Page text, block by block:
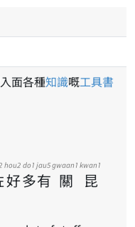
面各種知識嘅工具書
好
hou2
多
do1
有
jau5
關
gwaan1
昆
kwan1